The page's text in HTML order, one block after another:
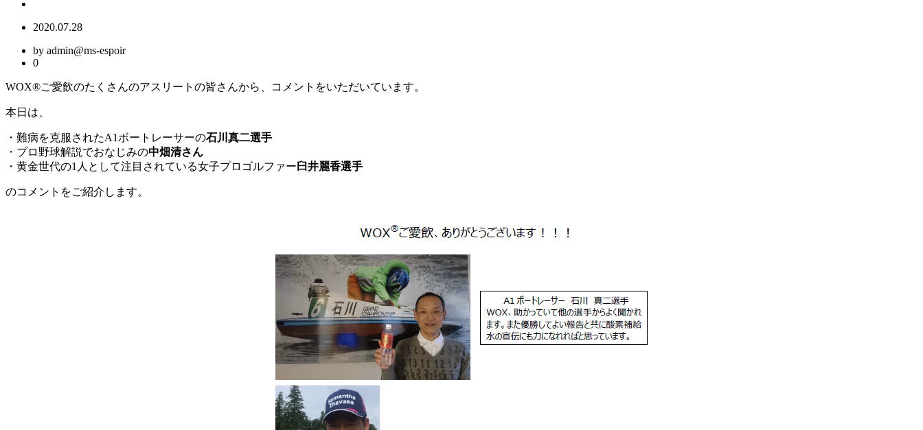
2020.07.28
by admin@ms-espoir
0
WOX®ご愛飲のたくさんのアスリートの皆さんから、コメントをいただいています。
本日は、
・難病を克服されたA1ボートレーサーの石川真二選手
・プロ野球解説でおなじみの中畑清さん
・黄金世代の1人として注目されている女子プロゴルファー 臼井麗香選手
のコメントをご紹介します。